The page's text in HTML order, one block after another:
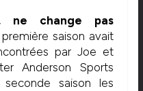
ne change pas
saison avait
par Joe et
Anderson Sports
saison les